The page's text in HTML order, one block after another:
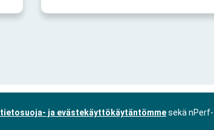
tietosuoja- ja evästekäyttökäytäntömmesekä